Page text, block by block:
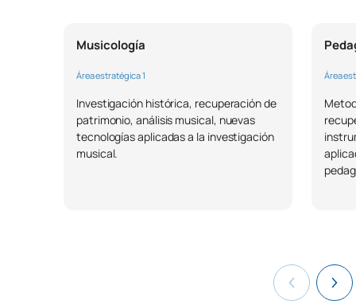
Musicología
Área estratégica 1
Investigación histórica, recuperación de
patrimonio, análisis musical, nuevas
tecnologías aplicadas a la investigación
musical.
Área